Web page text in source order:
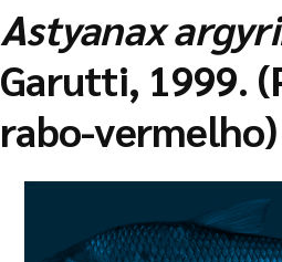
Astyanax
Garutti, 1999.
rabo-vermelho)